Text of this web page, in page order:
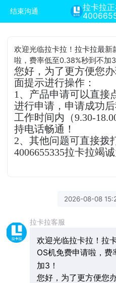
结束沟通
拉卡拉
欢迎光临拉卡拉！拉卡拉最新
啦，费率低至0.38%秒到不加3
您好，为了更方便您
面提示进行操作：
1、产品申请可以直接
进行申请，申请成功
工作时间内（9.30-
持电话畅通！
2、其他问题可直接拨
4006655335拉卡拉竭
2026-08-08
拉卡拉客服
欢迎光临拉卡拉！拉
OS机免费申请啦，
加3！
您好，为了更方便您